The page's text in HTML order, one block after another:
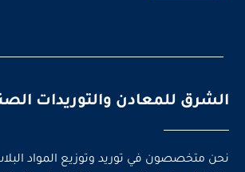
الشرق للمعادن والتوريدات
نحن متخصصون في توريد وتوزيع المواد